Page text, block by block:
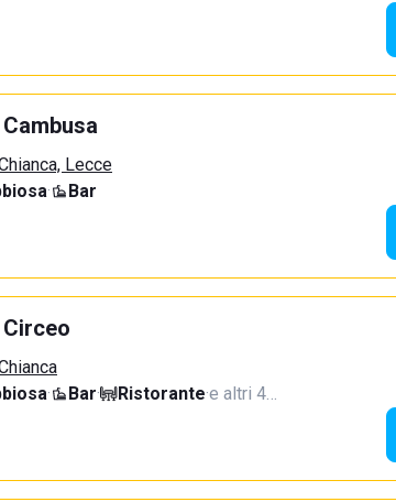
Lecce
·
Bar
· Bar· Ristorante·e altri 4…